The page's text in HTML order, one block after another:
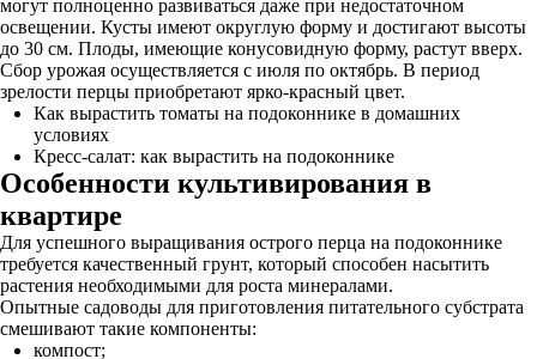
могут полноценно развиваться даже при недостаточном
освещении. Кусты имеют округлую форму и достигают высоты
до 30 см. Плоды, имеющие конусовидную форму, растут вверх.
Сбор урожая осуществляется с июля по октябрь. В период
зрелости перцы приобретают ярко-красный цвет.
Как вырастить томаты на подоконнике в домашних
условиях
Кресс-салат: как вырастить на подоконнике
Особенности культивирования в
квартире
Для успешного выращивания острого перца на подоконнике
требуется качественный грунт, который способен насытить
растения необходимыми для роста минералами.
Опытные садоводы для приготовления питательного субстрата
смешивают такие компоненты:
компост;